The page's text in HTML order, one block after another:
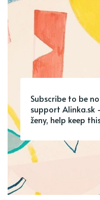
Subscribe to be
support Alinka.sk
ženy, help keep